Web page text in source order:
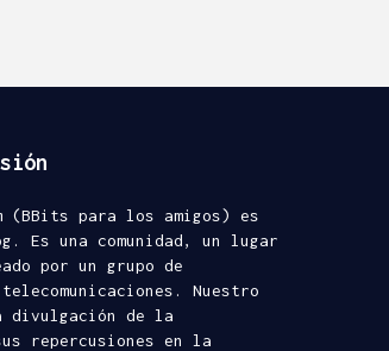
(BBits para los amigos) es
Es una comunidad, un lugar
por un grupo de
Nuestro
de la
repercusiones en la